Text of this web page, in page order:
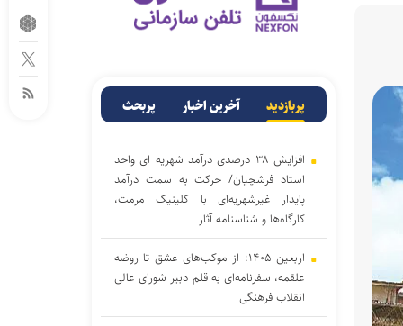
پربازدید آخرین اخبار پربحث
افزایش ۳۸ درصدی درآمد شهریه ای واحد
استاد فرشچیان/ حرکت به سمت درآمد
پایدار غیرشهریه‌ای با کلینیک مرمت،
کارگاه‌ها و شناسنامه آثار
اربعین ۱۴۰۵؛ از موکب‌های عشق تا روضه
علقمه، سفرنامه‌ای به قلم دبیر شورای عالی
انقلاب فرهنگی